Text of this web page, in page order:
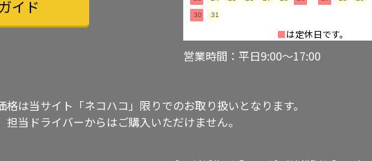
イド 30 31
■は定休日です。
営業時間：平日9:00～17:00
は当サイト「ネコハコ」限りでのお取り扱いとなります。
担当ドライバーからはご購入いただけません。